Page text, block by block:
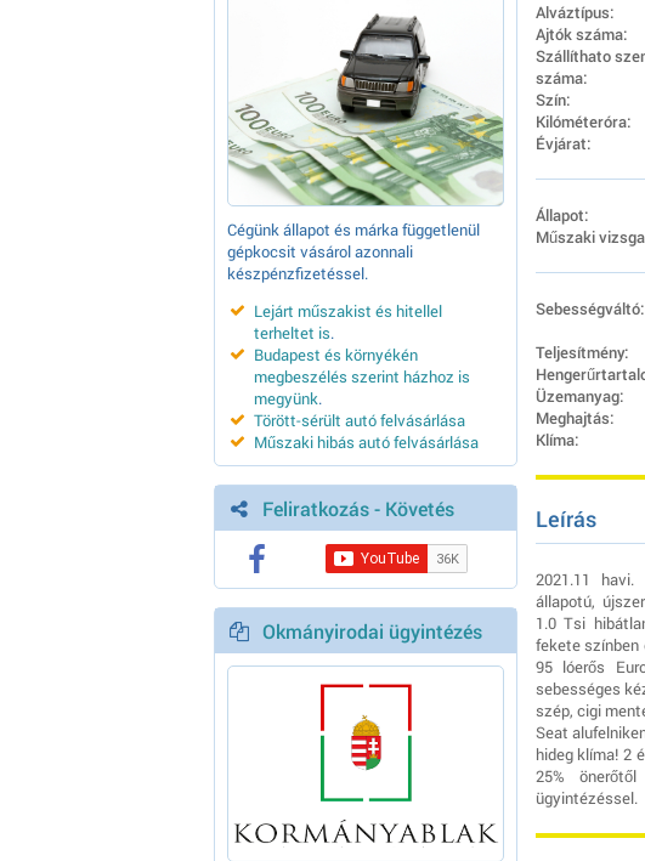
Cégünk állapot és márka függetlenül
gépkocsit vásárol azonnali
készpénzfizetéssel.
Lejárt műszakist és hitellel
terheltet is.
Budapest és környékén
megbeszélés szerint házhoz is
megyünk.
Törött-sérült autó felvásárlása
Műszaki hibás autó felvásárlása
Feliratkozás - Követés
Okmányirodai ügyintézés
Alváztípus:
Ajtók száma:
Szállíthato
száma:
Szín:
Kilóméteróra:
Évjárat:
Állapot:
Műszaki
Sebességváltó:
Teljesítmény:
Üzemanyag:
Meghajtás:
Klíma:
Leírás
2021.11
állapotú,
1.0 Tsi
fekete színben
95 lóerős
sebességes
szép, cigi
Seat
hideg klíma! 2
25%
ügyintézéssel.